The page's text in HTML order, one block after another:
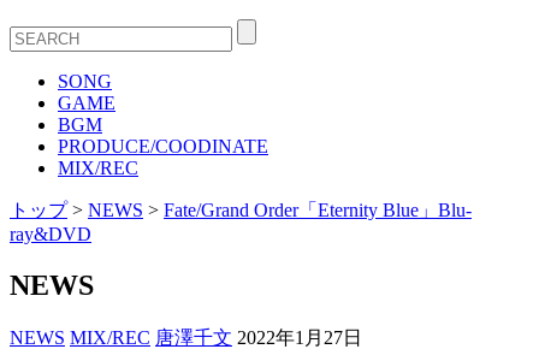
SONG
GAME
BGM
PRODUCE/COODINATE
MIX/REC
トップ> NEWS > Fate/Grand Order「Eternity Blue」Blu-
ray&DVD
NEWS
NEWS MIX/REC 唐澤千文 2022年1月27日